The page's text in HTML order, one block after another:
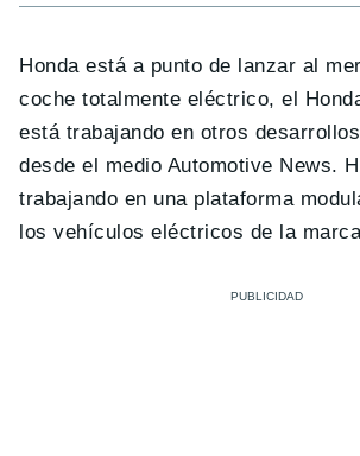
Honda está a punto de lanzar al
coche totalmente eléctrico, el
está trabajando en otros
desde el medio Automotive News.
trabajando en una plataforma
los vehículos eléctricos de la